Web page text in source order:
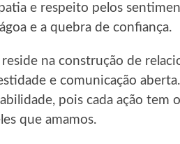
e respeito pelos
e a quebra de confiança.
na construção de
e comunicação
pois cada ação tem
que amamos.